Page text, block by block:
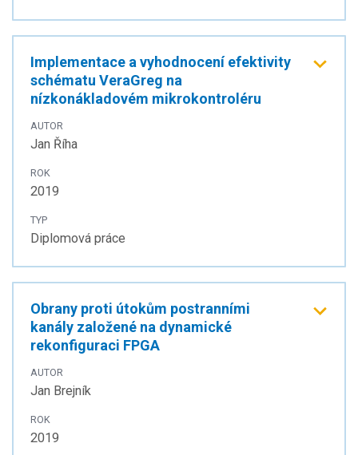
Implementace a vyhodnocení efektivity
schématu VeraGreg na
nízkonákladovém mikrokontroléru
AUTOR
Jan Říha
ROK
2019
TYP
Diplomová práce
Obrany proti útokům postranními
kanály založené na dynamické
rekonfiguraci FPGA
AUTOR
Jan Brejník
ROK
2019